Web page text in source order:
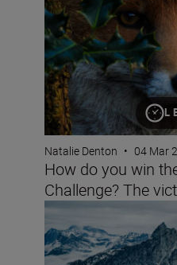
Natalie Denton • 04 Mar
How do you win
Challenge? The
Nikon’s big festive